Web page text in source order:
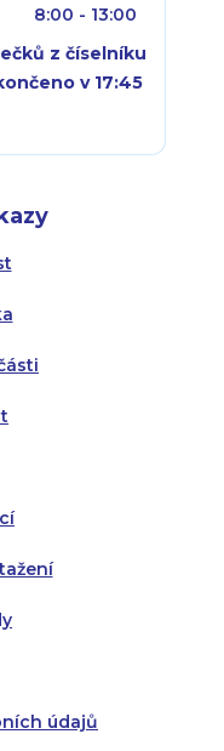
údajů
8:00 - 13:00
z číselníku
v 17:45